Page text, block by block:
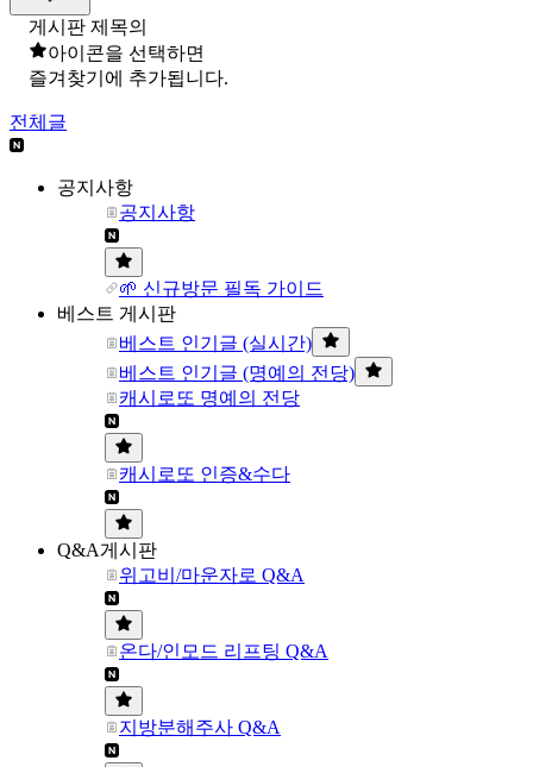
게시판 제목의
아이콘을 선택하면
즐겨찾기에 추가됩니다.
전체글
공지사항
공지사항
🌱 신규방문 필독 가이드
베스트 게시판
베스트 인기글 (실시간)
베스트 인기글 (명예의 전당)
캐시로또 명예의 전당
캐시로또 인증&수다
Q&A게시판
위고비/마운자로 Q&A
온다/인모드 리프팅 Q&A
지방분해주사 Q&A